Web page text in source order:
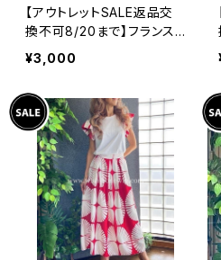
【アウトレットSALE返品交
換不可8/20まで】フランス
製インポート・ロング丈マキ
シワンピース｜フレアAライ
エロー系プリント
¥3,000